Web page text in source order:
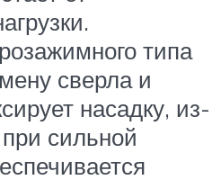
типа
сверла и
насадку, из-
сильной